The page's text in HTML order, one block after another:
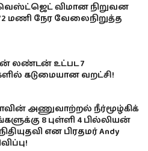
விமான நிறுவன
மணி நேர வேலைநிறுத்த
லண்டன் உட்பட 7
கடுமையான வறட்சி!
அணுவாற்றல் நீர்மூழ்கிக்
8 புள்ளி 4 பில்லியன்
என பிரதமர் Andy